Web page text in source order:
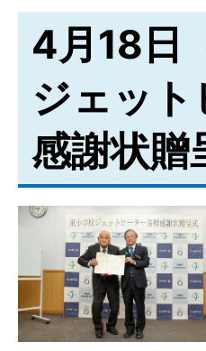
4月18日
ジェッ
感謝状贈